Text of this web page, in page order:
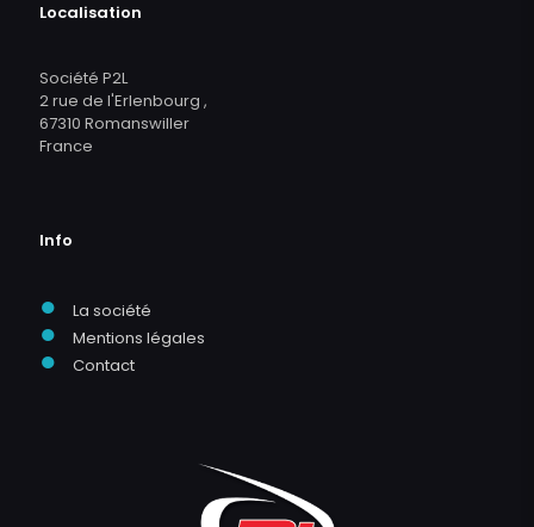
Localisation
Société P2L
2 rue de l'Erlenbourg ,
67310 Romanswiller
France
Info
● La société
● Mentions légales
● Contact